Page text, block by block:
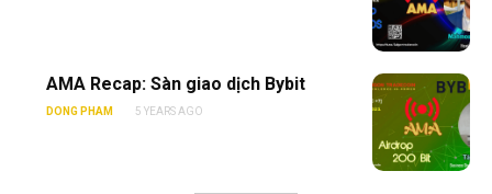
AMA Recap: Sàn giao dịch Bybit
DONG PHAM 5 YEARS AGO